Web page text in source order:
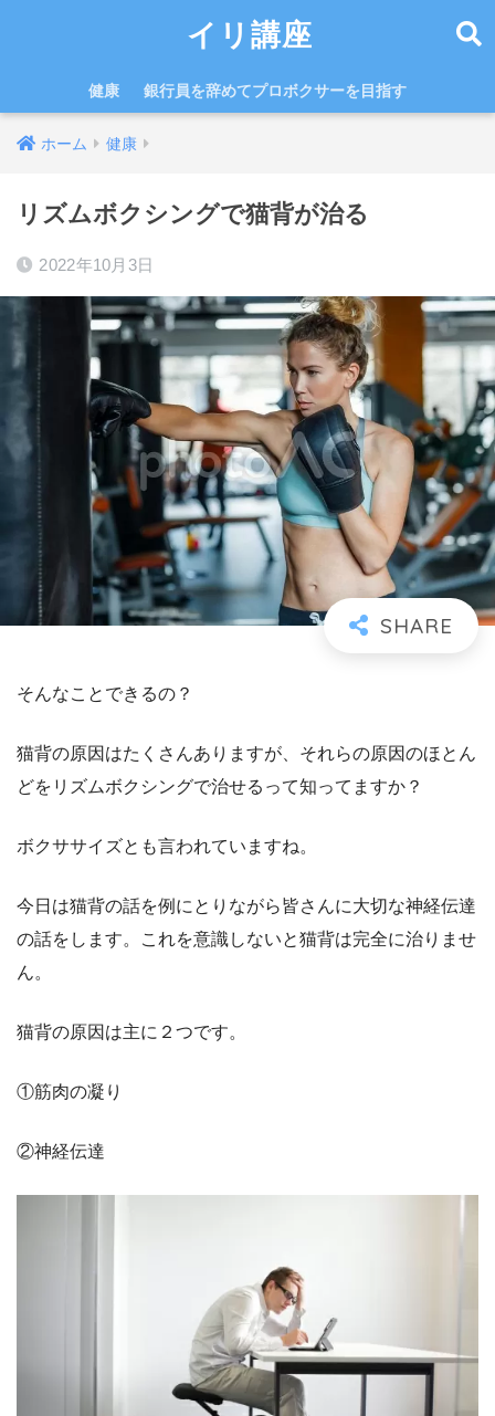
イリ講座
健康 銀行員を辞めてプロボクサーを目指す
ホーム 健康
リズムボクシングで猫背が治る
2022年10月3日
そんなことできるの？
猫背の原因はたくさんありますが、それらの原因のほとん
どをリズムボクシングで治せるって知ってますか？
ボクササイズとも言われていますね。
今日は猫背の話を例にとりながら皆さんに大切な神経伝達
の話をします。これを意識しないと猫背は完全に治りませ
ん。
猫背の原因は主に２つです。
①筋肉の凝り
②神経伝達